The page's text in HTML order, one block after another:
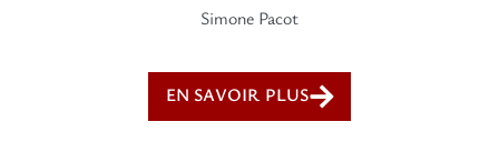
Simone Pacot
EN SAVOIR PLUS